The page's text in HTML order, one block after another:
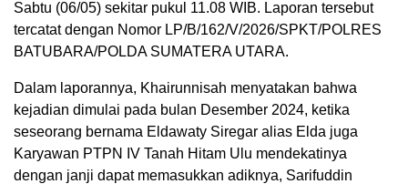
Sabtu (06/05) sekitar pukul 11.08 WIB. Laporan tersebut
tercatat dengan Nomor LP/B/162/V/2026/SPKT/POLRES
BATUBARA/POLDA SUMATERA UTARA.
Dalam laporannya, Khairunnisah menyatakan bahwa
kejadian dimulai pada bulan Desember 2024, ketika
seseorang bernama Eldawaty Siregar alias Elda juga
Karyawan PTPN IV Tanah Hitam Ulu mendekatinya
dengan janji dapat memasukkan adiknya, Sarifuddin